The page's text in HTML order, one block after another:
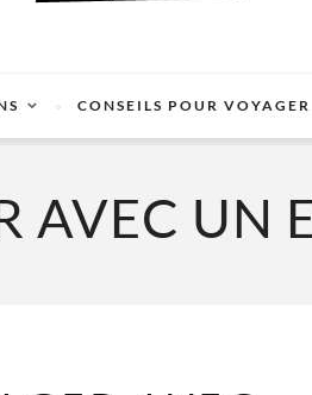
CONSEILS POUR VOYAGER
AVEC UN